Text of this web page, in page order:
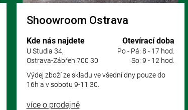
Shoowroom Ostrava
Kde nás najdete
U Studia 34,
Ostrava-Zábřeh 700 30
Otevírací doba
Po - Pá: 8 - 17 hod.
So: 9 - 12 hod.
Výdej zboží ze skladu ve všední dny pouze do
16h a v sobotu 9-11:30.
více o prodejně